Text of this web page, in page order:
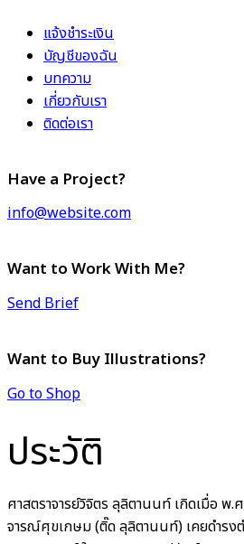
แจ้งชำระเงิน
บัญชีของฉัน
บทความ
เกี่ยวกับเรา
ติดต่อเรา
Have a Project?
info@website.com
Want to Work With Me?
Send Brief
Want to Buy Illustrations?
Go to Shop
ประวัติ
ศาสตราจารย์วิจิตร ลุลิตานนท์ เกิดเมื่อ พ
จารณ์ศุขเกษม (ติ๊ด ลุลิตานนท์) เคยดำรง